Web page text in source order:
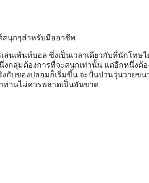
สนุกๆสำหรับมืออาชีพ
ล่นเพ้นท์บอล ซึ่งเป็นเวลาเดียวกับที่นักโทษ
กลุ่มต้องการที่จะสนุกเท่านั้น แต่อีกหนึ่งต้อ
กับของปลอมก็เริ่มขึ้น จะปั่นป่วนวุ่นวายขน
ท่านไม่ควรพลาดเป็นอันขาด